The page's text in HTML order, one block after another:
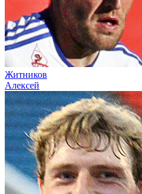
Житников
Алексей